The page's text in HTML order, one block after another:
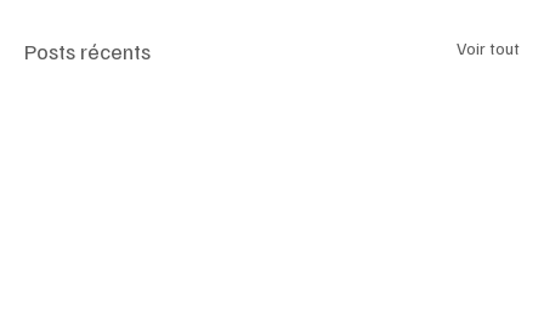
Posts récents Voir tout